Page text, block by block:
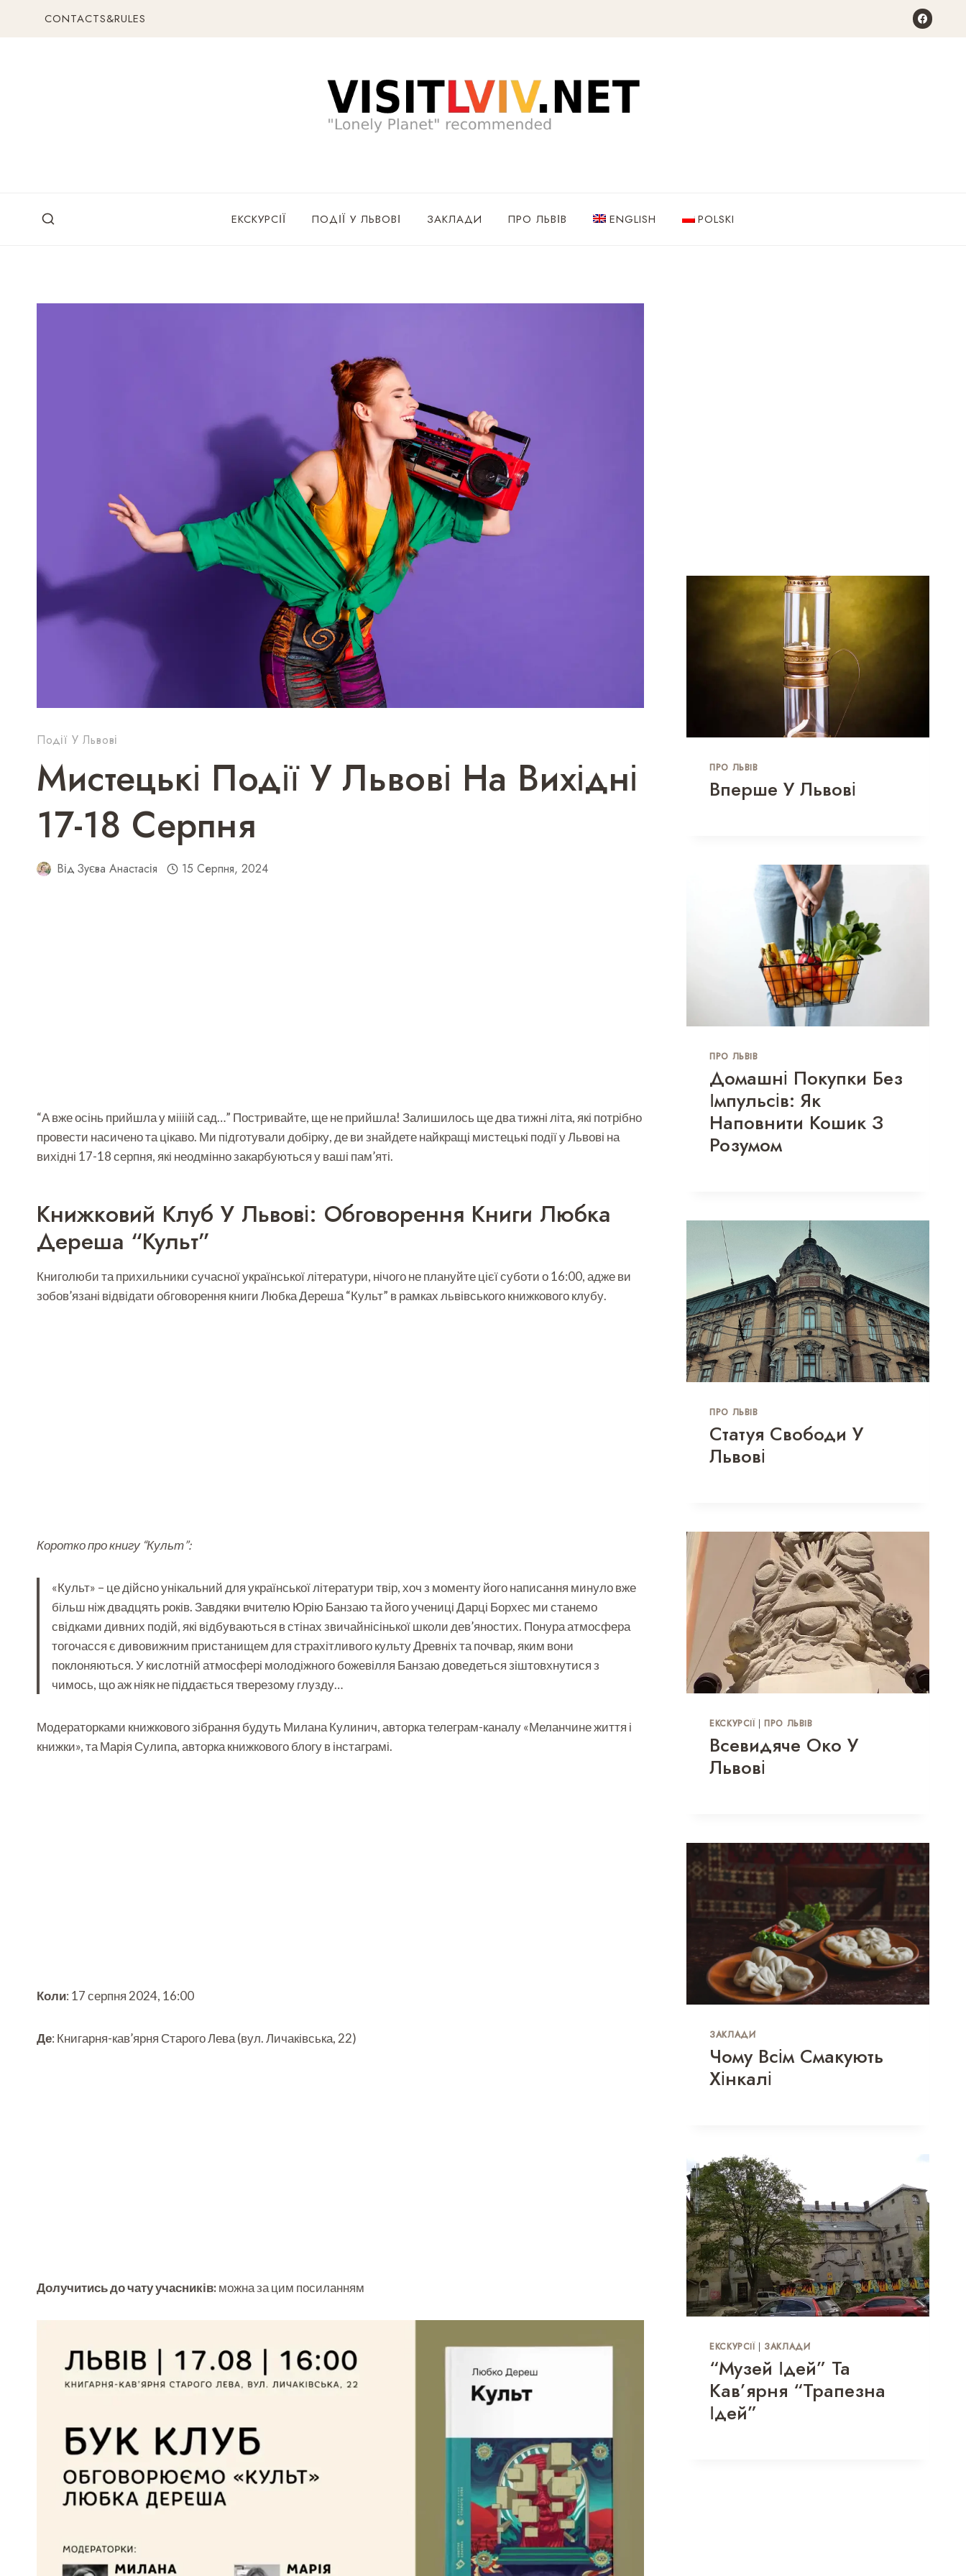
CONTACTS&RULES
ЕКСКУРСІЇ ПОДІЇ У ЛЬВОВІ ЗАКЛАДИ ПРО ЛЬВІВ ENGLISH POLSKI
Події У Львові
Мистецькі Події У Львові На Вихідні
17-18 Серпня
Від Зуєва Анастасія 15 Серпня, 2024
“А вже осінь прийшла у міііій сад…” Постривайте, ще не прийшла! Залишилось ще два тижні літа, які потрібно
провести насичено та цікаво. Ми підготували добірку, де ви знайдете найкращі мистецькі події у Львові на
вихідні 17-18 серпня, які неодмінно закарбуються у ваші пам’яті.
Книжковий Клуб У Львові: Обговорення Книги Любка
Дереша “Культ”
Книголюби та прихильники сучасної української літератури, нічого не плануйте цієї суботи о 16:00, адже ви
зобов’язані відвідати обговорення книги Любка Дереша “Культ” в рамках львівського книжкового клубу.
Коротко про книгу “Культ”:
«Культ» – це дійсно унікальний для української літератури твір, хоч з моменту його написання минуло вже
більш ніж двадцять років. Завдяки вчителю Юрію Банзаю та його учениці Дарці Борхес ми станемо
свідками дивних подій, які відбуваються в стінах звичайнісінької школи дев’яностих. Понура атмосфера
тогочасся є дивовижним пристанищем для страхітливого культу Древніх та почвар, яким вони
поклоняються. У кислотній атмосфері молодіжного божевілля Банзаю доведеться зіштовхнутися з
чимось, що аж ніяк не піддається тверезому глузду…
Модераторками книжкового зібрання будуть Милана Кулинич, авторка телеграм-каналу «Меланчине життя і
книжки», та Марія Сулипа, авторка книжкового блогу в інстаграмі.
Коли: 17 серпня 2024, 16:00
Де: Книгарня-кав’ярня Старого Лева (вул. Личаківська, 22)
Долучитись до чату учасників: можна за цим посиланням
ПРО ЛЬВІВ
Вперше У Львові
ПРО ЛЬВІВ
Домашні Покупки Без
Імпульсів: Як
Наповнити Кошик З
Розумом
ПРО ЛЬВІВ
Статуя Свободи У
Львові
ЕКСКУРСІЇ|ПРО ЛЬВІВ
Всевидяче Око У
Львові
ЗАКЛАДИ
Чому Всім Смакують
Хінкалі
ЕКСКУРСІЇ| ЗАКЛАДИ
“Музей Ідей” Та
Кав’ярня “Трапезна
Ідей”